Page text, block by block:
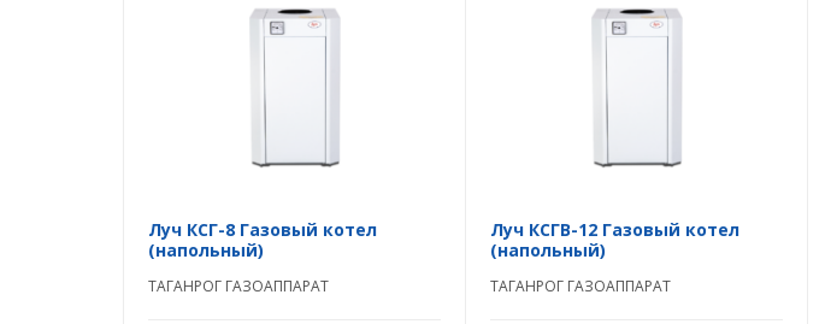
Луч КСГ-8 Газовый котел
(напольный)
ТАГАНРОГ ГАЗОАППАРАТ
Луч КСГВ-12 Газовый котел
(напольный)
ТАГАНРОГ ГАЗОАППАРАТ